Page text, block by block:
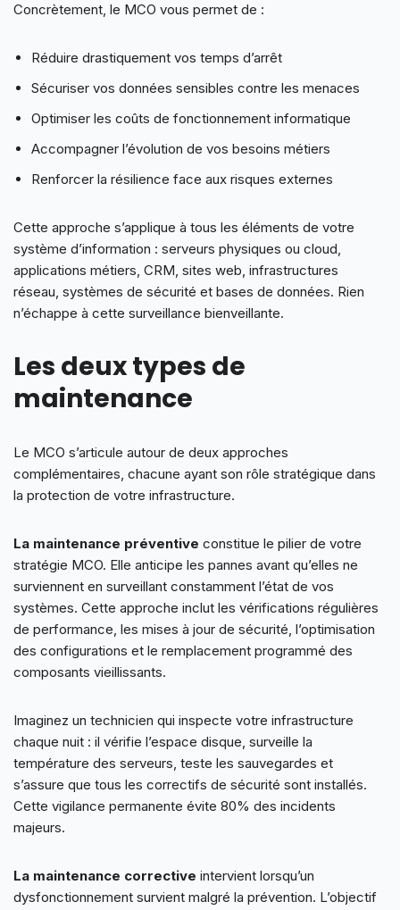
Concrètement, le MCO vous permet de :
Réduire drastiquement vos temps d’arrêt
Sécuriser vos données sensibles contre les menaces
Optimiser les coûts de fonctionnement informatique
Accompagner l’évolution de vos besoins métiers
Renforcer la résilience face aux risques externes
Cette approche s’applique à tous les éléments de votre
système d’information : serveurs physiques ou cloud,
applications métiers, CRM, sites web, infrastructures
réseau, systèmes de sécurité et bases de données. Rien
n’échappe à cette surveillance bienveillante.
Les deux types de
maintenance
Le MCO s’articule autour de deux approches
complémentaires, chacune ayant son rôle stratégique dans
la protection de votre infrastructure.
La maintenance préventive constitue le pilier de votre
stratégie MCO. Elle anticipe les pannes avant qu’elles ne
surviennent en surveillant constamment l’état de vos
systèmes. Cette approche inclut les vérifications régulières
de performance, les mises à jour de sécurité, l’optimisation
des configurations et le remplacement programmé des
composants vieillissants.
Imaginez un technicien qui inspecte votre infrastructure
chaque nuit : il vérifie l’espace disque, surveille la
température des serveurs, teste les sauvegardes et
s’assure que tous les correctifs de sécurité sont installés.
Cette vigilance permanente évite 80% des incidents
majeurs.
La maintenance corrective intervient lorsqu’un
dysfonctionnement survient malgré la prévention. L’objectif